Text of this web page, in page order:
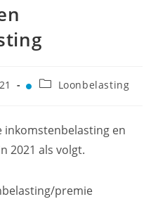
Loonbelasting
inkomstenbelasting en
2021 als volgt.
premie